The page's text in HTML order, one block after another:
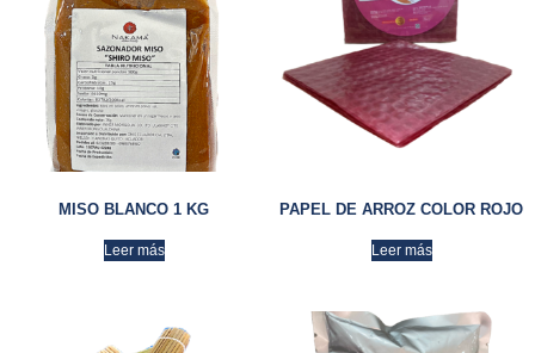
MISO BLANCO 1 KG
Leer más
PAPEL DE ARROZ COLOR ROJO
Leer más